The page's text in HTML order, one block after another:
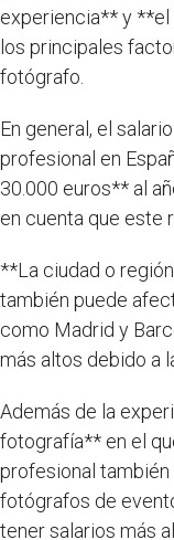
experiencia** y
los principales
fotógrafo.
En general, el
profesional en
30.000 euros** al
en cuenta que este
**La ciudad o
también puede
como Madrid y
más altos debido a
Además de la
fotografía** en el
profesional
fotógrafos de
tener salarios más